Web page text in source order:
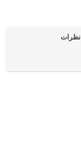
نظرات